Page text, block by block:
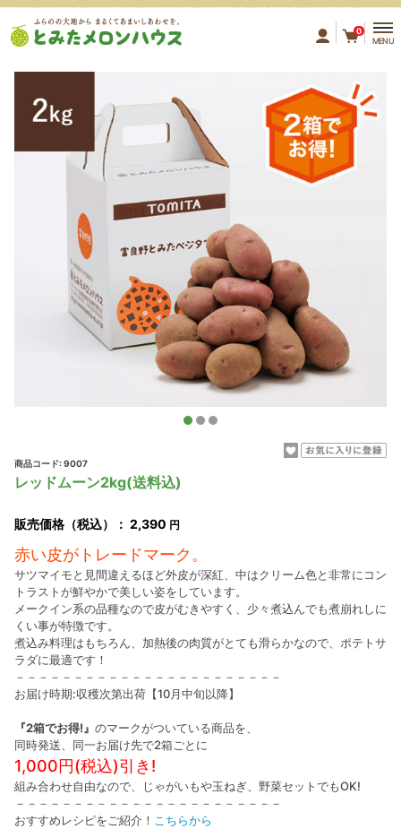
ふらのの大地から まるくて
0
MENU
商品コード: 9007
レッドムーン2kg(送料込)
販売価格（税込）： 2,390 円
赤い皮がトレードマーク。
サツマイモと見間違えるほど外皮が深紅、中はクリーム色と非常にコン
トラストが鮮やかで美しい姿をしています。
メークイン系の品種なので皮がむきやすく、少々煮込んでも煮崩れしに
くい事が特徴です。
煮込み料理はもちろん、加熱後の肉質がとても滑らかなので、ポテトサ
ラダに最適です！
－－－－－－－－－－－－－－－－－－－－－－－
お届け時期:収穫次第出荷【10月中旬以降】
『2箱でお得!』 のマークがついている商品を、
同時発送、同一お届け先で2箱ごとに
1,000円(税込)引き!
組み合わせ自由なので、じゃがいもや玉ねぎ、野菜セットでもOK!
－－－－－－－－－－－－－－－－－－－－－－－
おすすめレシピをご紹介！ こちらから